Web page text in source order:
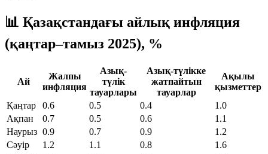
📊 Қазақстандағы айлық инфляция
(қаңтар–тамыз 2025), %
Ай
Жалпы
инфляция
Азық-
түлік
тауарлары
Азық-түлікке
жатпайтын
тауарлар
Ақылы
қызметтер
Қаңтар
0.6 0.5 0.4
1.0
Ақпан
0.7 0.5 0.6
1.1
Наурыз 0.9 0.7 0.9
1.2
Сәуір
1.2 1.1 0.8
1.6